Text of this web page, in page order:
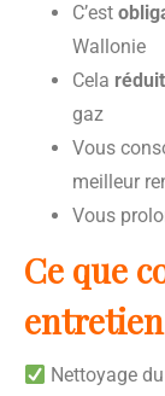
C’est
Wallonie
Cela
gaz
Vous
meilleur
Vous
Ce que
Nettoyage